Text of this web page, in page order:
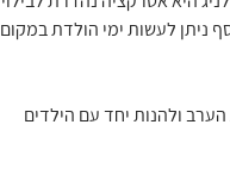
ניתן לעשות ימי הולדת במקום
ולהנות יחד עם הילדים